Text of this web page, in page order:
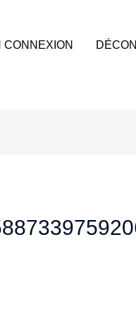
CONNEXION